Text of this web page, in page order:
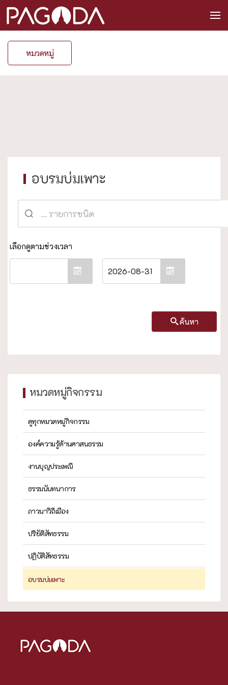
หมวดหมู่
อบรมบ่มเพาะ
ค้นหา
หมวดหมู่กิจกรรม
ดูทุกหมวดหมู่กิจกรรม
องค์ความรู้ด้านศาสนธรรม
งานบุญประเพณี
ธรรมนันทนาการ
ภาวนาวิถีเมือง
ปริยัติสัทธรรม
ปฏิบัติสัทธรรม
อบรมบ่มเพาะ